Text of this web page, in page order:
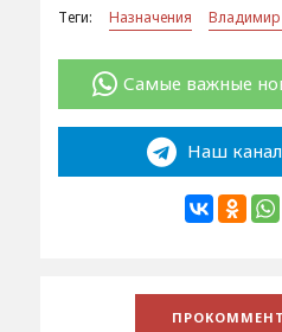
Теги: Назначения Владимир
Самые важные
Наш